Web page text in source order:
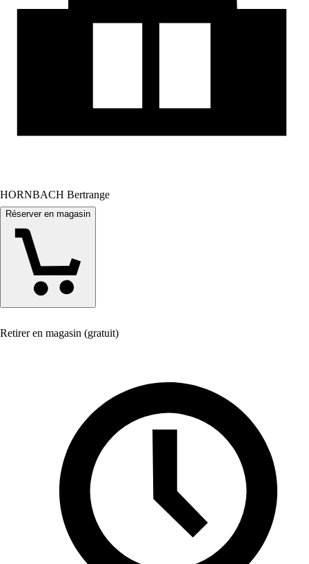
HORNBACH Bertrange
Réserver en magasin
Retirer en magasin (gratuit)